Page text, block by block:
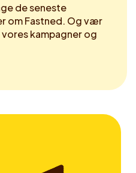
de seneste
om Fastned. Og vær
kampagner og